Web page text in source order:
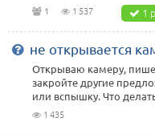
1 1 537 1
не открывается
Открываю камеру,
закройте другие
или вспышку. Что
1 435